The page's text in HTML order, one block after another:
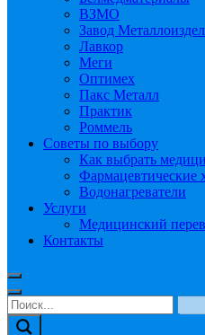
ВЗМО
Завод
Лавкор
Меги
Оптимех
Пакс Металл
Практик
Роммель
Советы по выбору
Как выбрать
Фармацевтические
Водонагреватели
Услуги
Медицинский
Контакты